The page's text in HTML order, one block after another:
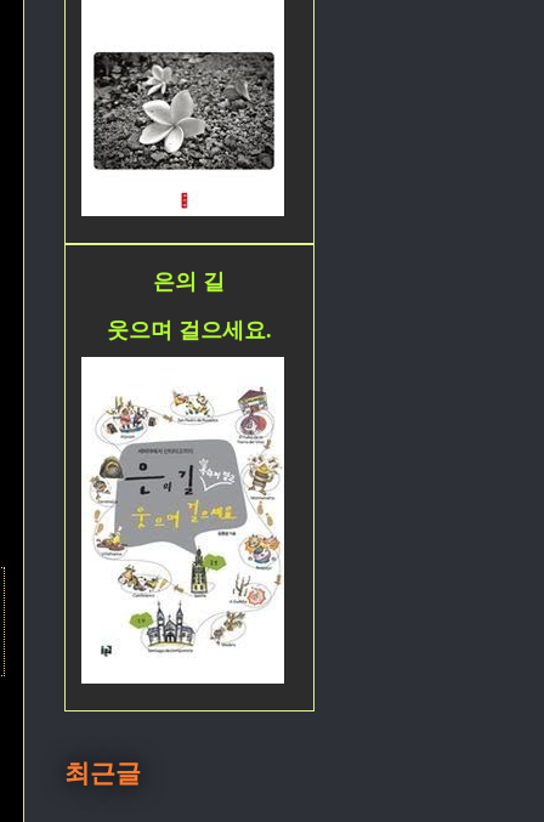
은의 길
웃으며 걸으세요.
최근글